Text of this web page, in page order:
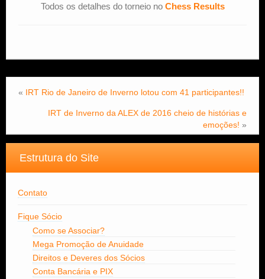
Todos os detalhes do torneio no Chess Results
« IRT Rio de Janeiro de Inverno lotou com 41 participantes!!
IRT de Inverno da ALEX de 2016 cheio de histórias e
emoções! »
Estrutura do Site
Contato
Fique Sócio
Como se Associar?
Mega Promoção de Anuidade
Direitos e Deveres dos Sócios
Conta Bancária e PIX